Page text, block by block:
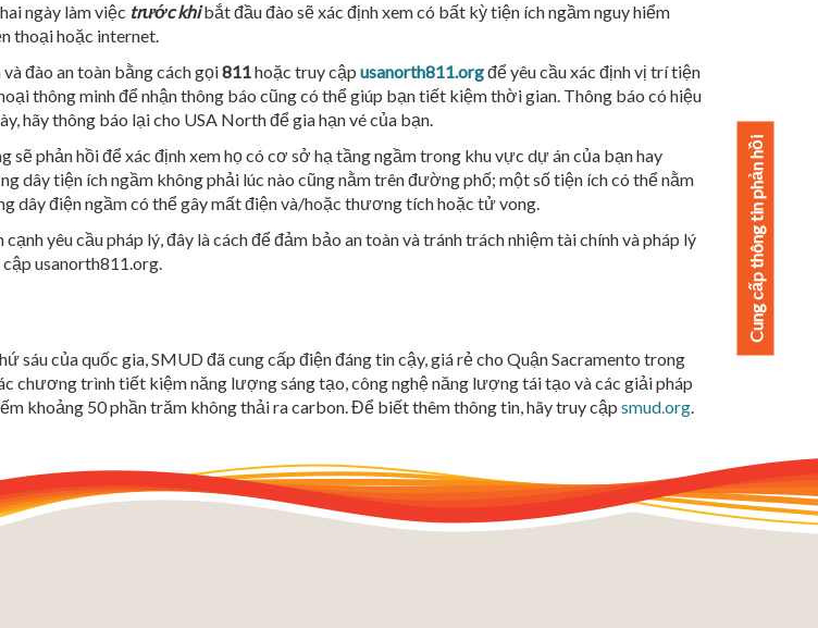
ngày làm việc trước khi bắt đầu đào sẽ xác định xem có bất kỳ tiện ích ngầm nguy hiểm
thoại hoặc internet.
đào an toàn bằng cách gọi811hoặc truy cập usanorth811.orgđể yêu cầu xác định vị trí tiện
thông minh để nhận thông báo cũng có thể giúp bạn tiết kiệm thời gian. Thông báo có hiệu
hãy thông báo lại cho USA North để gia hạn vé của bạn.
phản hồi để xác định xem họ có cơ sở hạ tầng ngầm trong khu vực dự án của bạn hay
dây tiện ích ngầm không phải lúc nào cũng nằm trên đường phố; một số tiện ích có thể nằm
dây điện ngầm có thể gây mất điện và/hoặc thương tích hoặc tử vong.
yêu cầu pháp lý, đây là cách để đảm bảo an toàn và tránh trách nhiệm tài chính và pháp lý
usanorth811.org.
sáu của quốc gia, SMUD đã cung cấp điện đáng tin cậy, giá rẻ cho Quận Sacramento trong
chương trình tiết kiệm năng lượng sáng tạo, công nghệ năng lượng tái tạo và các giải pháp
khoảng 50 phần trăm không thải ra carbon. Để biết thêm thông tin, hãy truy cập smud.org.
Cung cấp thông tin phản hồi